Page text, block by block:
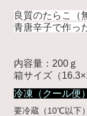
良質のたらこ（
青唐辛子で作っ
内容量：200ｇ
箱サイズ（
冷凍（クール便
要冷蔵（10℃以下